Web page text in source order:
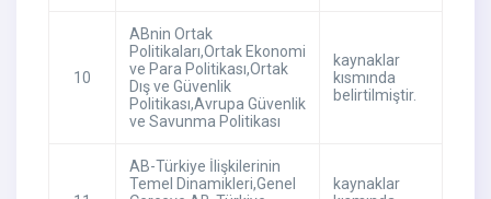
10
ABnin Ortak
Politikaları,Ortak Ekonomi
ve Para Politikası,Ortak
Dış ve Güvenlik
Politikası,Avrupa Güvenlik
ve Savunma Politikası
kaynaklar
kısmında
belirtilmiştir.
AB-Türkiye İlişkilerinin
Temel Dinamikleri,Genel
kaynaklar